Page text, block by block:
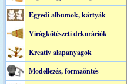
Egyedi albumok, kártyák
Virágkötészeti dekorációk
Kreatív alapanyagok
Modellezés, formaöntés